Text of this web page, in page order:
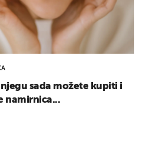
sada možete kupiti i
namirnica...